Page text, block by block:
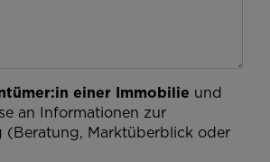
einer Immobilie und
an Informationen zur
(Beratung, Marktüberblick oder